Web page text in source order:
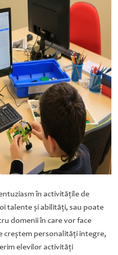
în activităţile de
talente şi abilităţi, sau poate
domenii în care vor face
creştem personalităţi integre,
elevilor activităţi